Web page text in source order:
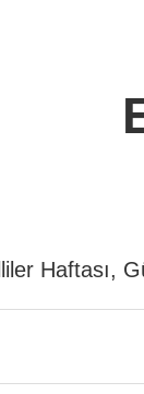
Haftası,